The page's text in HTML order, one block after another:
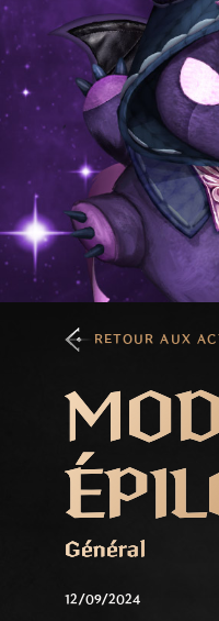
RETOUR AUX
Général
12/09/2024